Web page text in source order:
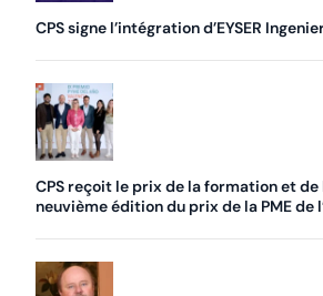
CPS signe l’intégration d’EYSER
CPS reçoit le prix de la formation et de
neuvième édition du prix de la PME de